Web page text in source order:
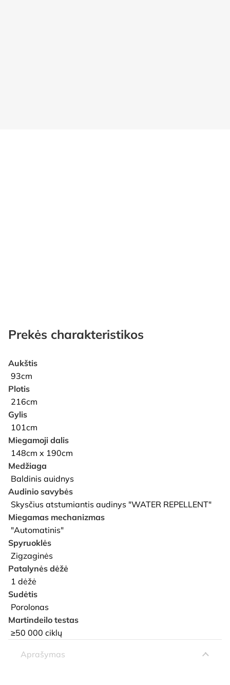
Prekės charakteristikos
Aukštis
93cm
Plotis
216cm
Gylis
101cm
Miegamoji dalis
148cm x 190cm
Medžiaga
Baldinis auidnys
Audinio savybės
Skysčius atstumiantis audinys "WATER REPELLENT"
Miegamas mechanizmas
"Automatinis"
Spyruoklės
Zigzaginės
Patalynės dėžė
1 dėžė
Sudėtis
Porolonas
Martindeilo testas
≥50 000 ciklų
Aprašymas